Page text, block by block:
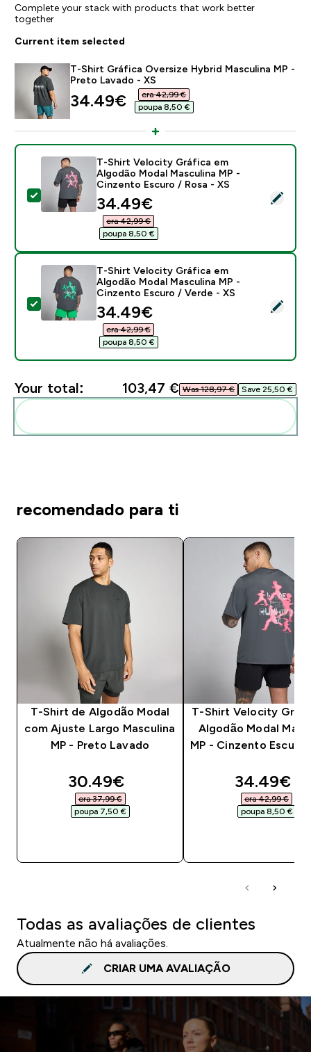
Complete your stack with products that work better
together
Current item selected
T-Shirt Gráfica Oversize Hybrid Masculina MP -
Preto Lavado - XS
discounted price
34.49€‎
era 42,99 €‎
poupa 8,50 €‎
Select this product - T-Shirt Velocity Gráfica em
T-Shirt Velocity Gráfica em
Algodão Modal Masculina MP -
Cinzento Escuro / Rosa - XS
discounted price
34.49€‎
era 42,99 €‎
poupa 8,50 €‎
Select this product - T-Shirt Velocity Gráfica em
T-Shirt Velocity Gráfica em
Algodão Modal Masculina MP -
Cinzento Escuro / Verde - XS
discounted price
34.49€‎
era 42,99 €‎
poupa 8,50 €‎
Your total: 103,47 €‎ Was 128,97 €‎ Save 25,50 €‎
recomendado para ti
T-Shirt de Algodão Modal
com Ajuste Largo Masculina
MP - Preto Lavado
discounted price
30.49€‎
era 37,99 €‎
poupa 7,50 €‎
T-Shirt Velocity
Algodão Modal
MP - Cinzento Escuro
34.49€‎
era 42,99 €‎
poupa 8,50 €‎
Todas as avaliações de clientes
Atualmente não há avaliações.
CRIAR UMA AVALIAÇÃO